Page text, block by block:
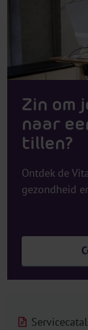
Zin om
naar
tillen?
Ontdek de
gezondheid